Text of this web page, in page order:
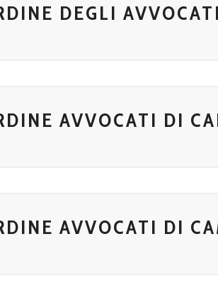
DEGLI
AVVOCATI DI
AVVOCATI DI